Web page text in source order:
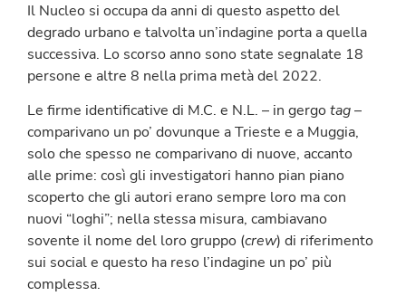
Il Nucleo si occupa da anni di questo aspetto del
degrado urbano e talvolta un’indagine porta a quella
successiva. Lo scorso anno sono state segnalate 18
persone e altre 8 nella prima metà del 2022.
Le firme identificative di M.C. e N.L. – in gergo tag–
comparivano un po’ dovunque a Trieste e a Muggia,
solo che spesso ne comparivano di nuove, accanto
alle prime: così gli investigatori hanno pian piano
scoperto che gli autori erano sempre loro ma con
nuovi “loghi”; nella stessa misura, cambiavano
sovente il nome del loro gruppo (crew) di riferimento
sui social e questo ha reso l’indagine un po’ più
complessa.